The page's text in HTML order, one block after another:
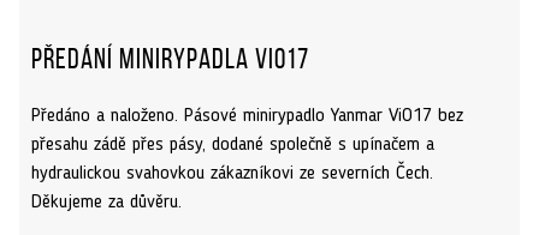
Předání minirypadla ViO17
Předáno a naloženo. Pásové minirypadlo Yanmar ViO17 bez
přesahu zádě přes pásy, dodané společně s upínačem a
hydraulickou svahovkou zákazníkovi ze severních Čech.
Děkujeme za důvěru.